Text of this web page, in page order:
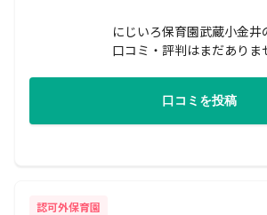
にじいろ保育園武蔵小金井
口コミ・評判はまだありま
口コミを投稿
認可外保育園